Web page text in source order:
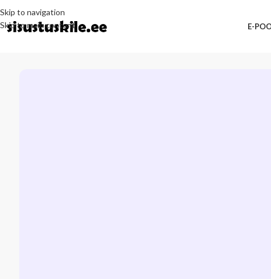
Skip to navigation
Skip to main content
E-